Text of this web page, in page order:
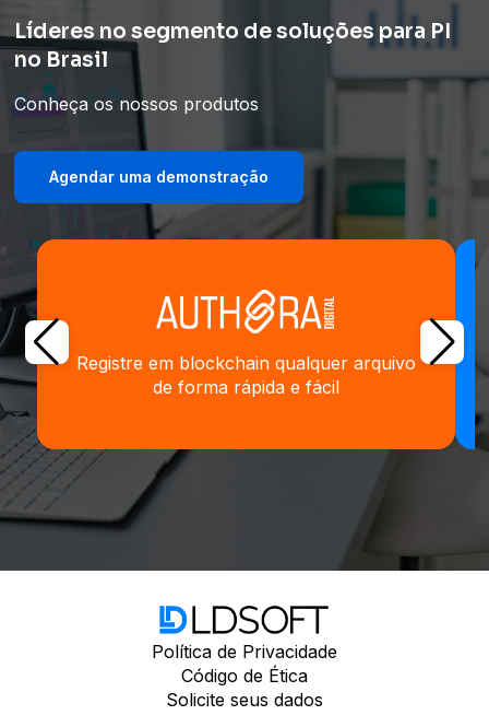
Líderes no segmento de soluções para PI
no Brasil
Conheça os nossos produtos
Agendar uma demonstração
Registre em blockchain qualquer arquivo
de forma rápida e fácil
Política de Privacidade
Código de Ética
Solicite seus dados